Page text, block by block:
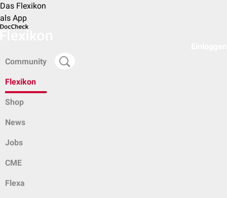
Das Flexikon
als App
Community
Flexikon
Shop
News
Jobs
CME
Flexa